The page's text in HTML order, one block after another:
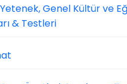
Yetenek, Genel Kültür ve
& Testleri